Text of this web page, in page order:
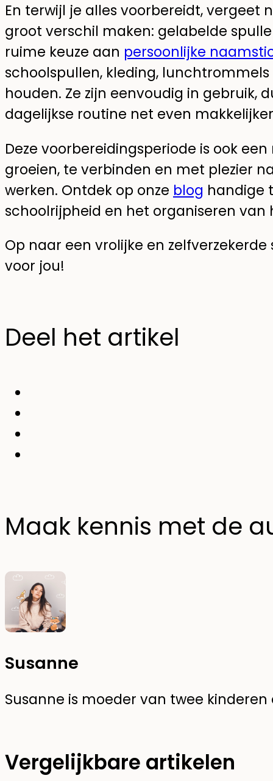
En terwijl je alles voorbereidt, vergeet
groot verschil maken: gelabelde
ruime keuze aan persoonlijke
schoolspullen, kleding,
houden. Ze zijn eenvoudig in gebruik,
dagelijkse routine net even
Deze voorbereidingsperiode is ook
groeien, te verbinden en met plezier
werken. Ontdek op onze blog handige
schoolrijpheid en het organiseren van
Op naar een vrolijke en
voor jou!
Deel het artikel
Maak kennis met de
Susanne
Susanne is moeder van twee
Vergelijkbare artikelen